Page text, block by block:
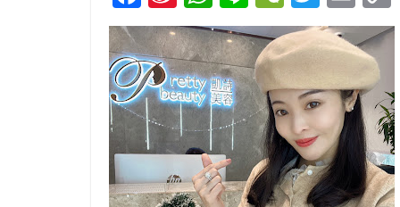
a
c
e
b
o
o
k
n
a
W
ei
b
o
h
at
s
A
p
p
n
e
e
C
h
at
w
itt
er
m
ai
l